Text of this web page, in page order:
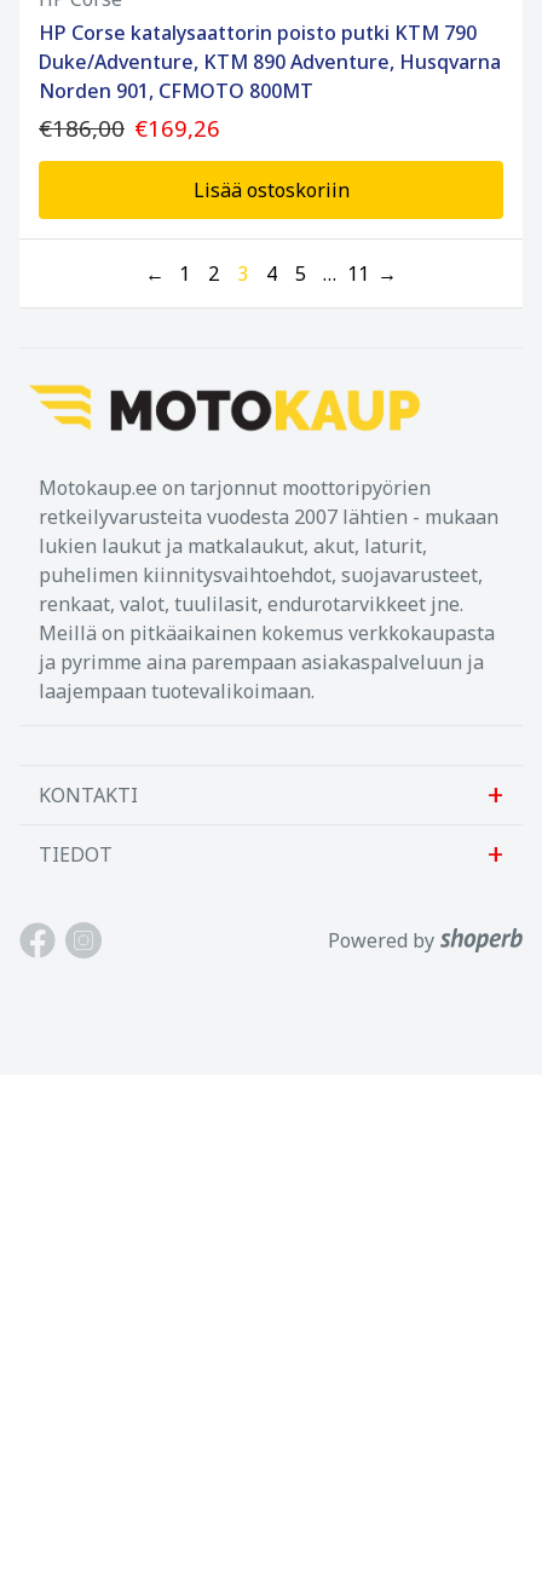
HP Corse katalysaattorin poisto putki KTM 790
Duke/Adventure, KTM 890 Adventure, Husqvarna
Norden 901, CFMOTO 800MT
€186,00 €169,26
Lisää ostoskoriin
← 1 2 3 4 5 … 11 →
Motokaup.ee on tarjonnut moottoripyörien
retkeilyvarusteita vuodesta 2007 lähtien - mukaan
lukien laukut ja matkalaukut, akut, laturit,
puhelimen kiinnitysvaihtoehdot, suojavarusteet,
renkaat, valot, tuulilasit, endurotarvikkeet jne.
Meillä on pitkäaikainen kokemus verkkokaupasta
ja pyrimme aina parempaan asiakaspalveluun ja
laajempaan tuotevalikoimaan.
KONTAKTI
Sanlab OÜ
Harjumaa, 75312, Viro
TIEDOT
Meistä
Ota meihin yhteyttä
Powered by